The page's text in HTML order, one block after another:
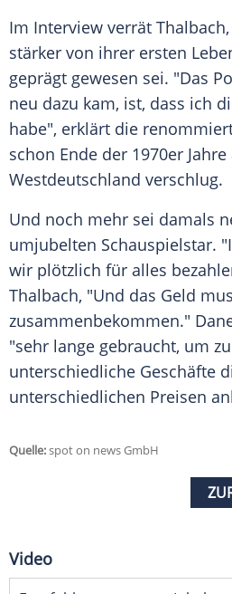
Im Interview verrät
stärker von ihrer ersten
geprägt gewesen sei. "Das
neu dazu kam, ist, dass ich
habe", erklärt die
schon Ende der 1970er
Westdeutschland verschlug.
Und noch mehr sei damals
umjubelten Schauspielstar.
wir plötzlich für alles
Thalbach, "Und das Geld
zusammenbekommen."
"sehr lange gebraucht, um
unterschiedliche Geschäfte
unterschiedlichen Preisen
Quelle:spot on news GmbH
Video